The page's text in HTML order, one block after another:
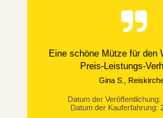
Eine schöne Mütze für den
Preis-Leistungs-
Gina S.,
Datum der Veröffentlichung:
Datum der Kauferfahrung: